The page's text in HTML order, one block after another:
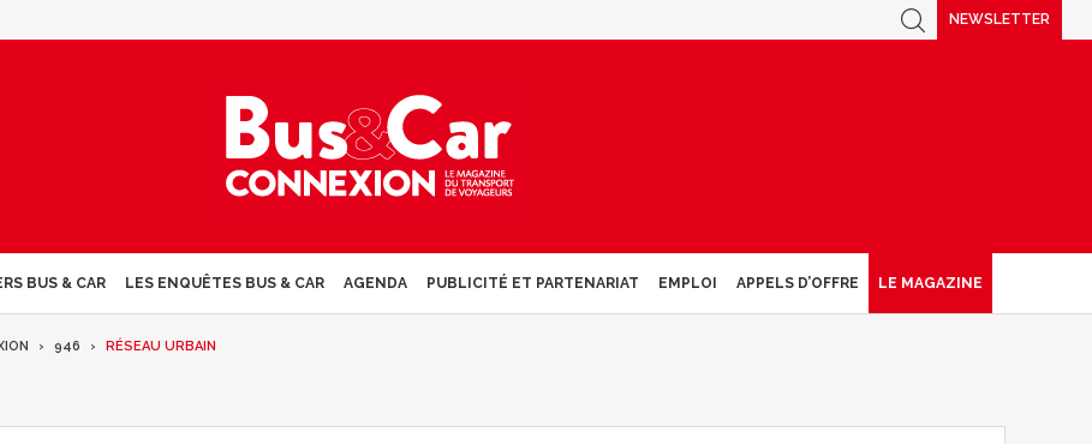
NEWSLETTER
BUS & CAR LES ENQUÊTES BUS & CAR AGENDA PUBLICITÉ ET PARTENARIAT EMPLOI APPELS D’OFFRE LE MAGAZINE
946 RÉSEAU URBAIN